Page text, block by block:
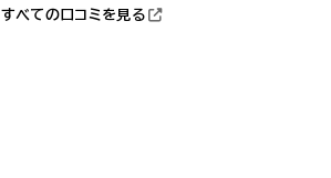
すべての口コミを見る